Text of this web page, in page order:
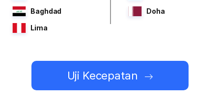
Baghdad
Doha
Lima
Uji Kecepatan